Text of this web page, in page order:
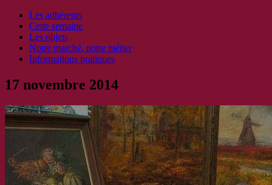
Les adhérents
Cette semaine
Les objets
Notre marché, notre métier
Informations pratiques
17 novembre 2014